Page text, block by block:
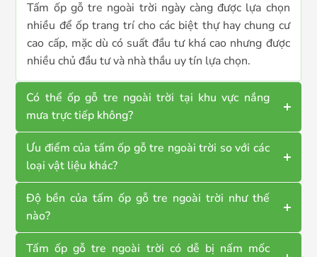
Tấm ốp gỗ tre ngoài trời ngày càng được lựa chọn
nhiều để ốp trang trí cho các biệt thự hay chung cư
cao cấp, mặc dù có suất đầu tư khá cao nhưng được
nhiều chủ đầu tư và nhà thầu uy tín lựa chọn.
Có thể ốp gỗ tre ngoài trời tại khu vực nắng
mưa trực tiếp không?
Ưu điểm của tấm ốp gỗ tre ngoài trời so với các
loại vật liệu khác?
Độ bền của tấm ốp gỗ tre ngoài trời như thế
nào?
Tấm ốp gỗ tre ngoài trời có dễ bị nấm mốc